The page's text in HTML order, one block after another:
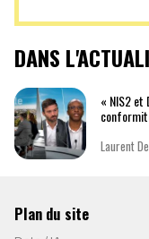
DANS
« NIS2 et
Laurent
Plan du site